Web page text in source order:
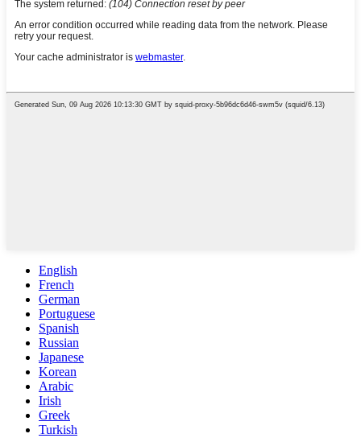
English
French
German
Portuguese
Spanish
Russian
Japanese
Korean
Arabic
Irish
Greek
Turkish